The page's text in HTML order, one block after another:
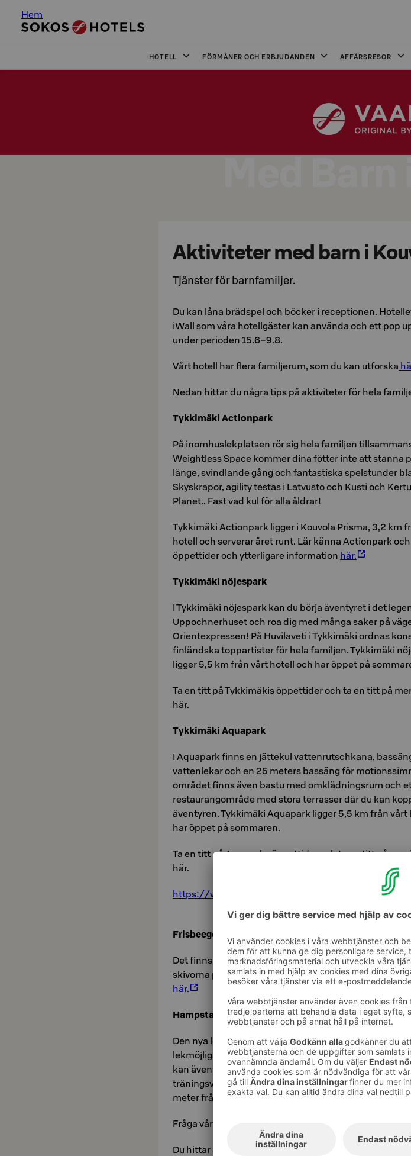
Hem
HOTELL FÖRMÅNER OCH ERBJUDANDEN AFFÄRSRESOR
Med Barn
Aktiviteter med barn i
Tjänster för barnfamiljer.
Du kan låna brädspel och böcker i receptionen.
iWall som våra hotellgäster kan använda och ett pop
under perioden 15.6–9.8.
Vårt hotell har flera familjerum, som du kan utforska
Nedan hittar du några tips på aktiviteter för hela
Tykkimäki Actionpark
På inomhuslekplatsen rör sig hela familjen
Weightless Space kommer dina fötter inte att stanna
länge, svindlande gång och fantastiska spelstunder
Skyskrapor, agility testas i Latvusto och Kusti och
Planet.. Fast vad kul för alla åldrar!
Tykkimäki Actionpark ligger i Kouvola Prisma, 3,2 km
hotell och serverar året runt. Lär känna Actionpark
öppettider och ytterligare information här.
Tykkimäki nöjespark
I Tykkimäki nöjespark kan du börja äventyret i det
Uppochnerhuset och roa dig med många saker på
Orientexpressen! På Huvilaveti i Tykkimäki ordnas
finländska toppartister för hela familjen. Tykkimäki
ligger 5,5 km från vårt hotell och har öppet på
Ta en titt på Tykkimäkis öppettider och ta en titt på
här.
Tykkimäki Aquapark
I Aquapark finns en jättekul vattenrutschkana,
vattenlekar och en 25 meters bassäng för
området finns även bastu med omklädningsrum och
restaurangområde med stora terrasser där du kan
äventyren. Tykkimäki Aquapark ligger 5,5 km från vårt
har öppet på sommaren.
Ta en titt på Aquapaks öppettider och ta en titt på
här.
https://www.tykkimaki.fi/huvipuisto/
Frisbeegolf
Det finns flera frisbeegolfbanor i Kouvola-området, så
skivorna på din hotellresa och bege dig till banan!
här.
Hampstaparken
Den nya lekplatsen i parken Keskuspuisto erbjuder
lekmöjligheter för barn och motionsmöjligheter för alla
kan även träna i lekredskapen med hjälp av QR-koder
träningsvideorna Liikkuva Kouvola. Hampstaparken
meter från vårt hotell.
Fråga vår reception om fina lekplatser i våra
Du hittar även Kouvolas alla lekplatser